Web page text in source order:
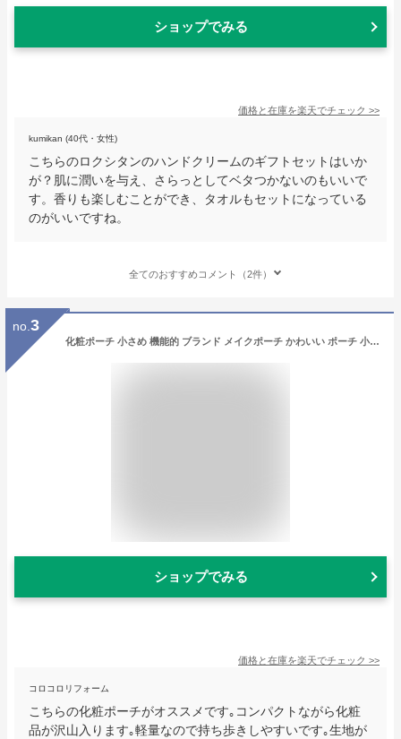
ショップでみる
価格と在庫を楽天でチェック >>
kumikan (40代・女性)
こちらのロクシタンのハンドクリームのギフトセットはいか
が？肌に潤いを与え、さらっとしてベタつかないのもいいで
す。香りも楽しむことができ、タオルもセットになっている
のがいいですね。
全てのおすすめコメント（2件）
no. 3
化粧ポーチ 小さめ 機能的 ブランド メイクポーチ かわいい ポーチ 小物入れ おしゃれ プレゼント 女性 30代 40代 50代 ギフト 誕生日 花 ミニ コンパクト 軽量 日本製 コスメポーチ ダブルファスナー マチあり リバティプリント 生地 リバティ トラベルポーチ コットン 抗菌
ショップでみる
価格と在庫を楽天でチェック >>
コロコロリフォーム
こちらの化粧ポーチがオススメです｡コンパクトながら化粧
品が沢山入ります｡軽量なので持ち歩きしやすいです｡生地が